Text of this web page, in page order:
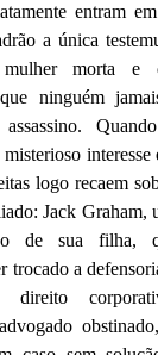
entram
a única
morta e
ninguém
logo recaem
Jack Graham,
de sua filha,
trocado a
direito